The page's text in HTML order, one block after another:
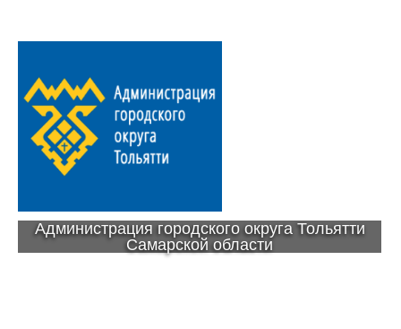
Администрация городского округа Тольятти
Самарской области